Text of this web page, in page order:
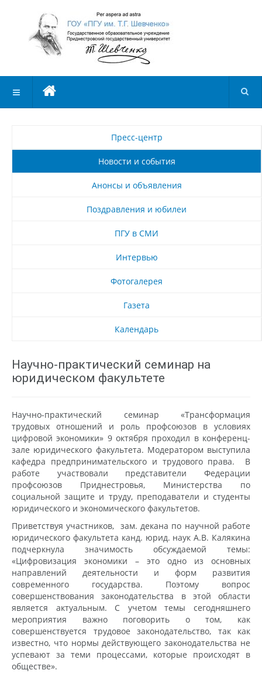
Пресс-центр
Новости и события
Анонсы и объявления
Поздравления и юбилеи
ПГУ в СМИ
Интервью
Фотогалерея
Газета
Календарь
Научно-практический семинар на
юридическом факультете
Научно-практический семинар «Трансформация
трудовых отношений и роль профсоюзов в условиях
цифровой экономики» 9 октября проходил в конференц-
зале юридического факультета. Модератором выступила
кафедра предпринимательского и трудового права. В
работе участвовали представители Федерации
профсоюзов Приднестровья, Министерства по
социальной защите и труду, преподаватели и студенты
юридического и экономического факультетов.
Приветствуя участников, зам. декана по научной работе
юридического факультета канд. юрид. наук А.В. Калякина
подчеркнула значимость обсуждаемой темы:
«Цифровизация экономики – это одно из основных
направлений деятельности и форм развития
современного государства. Поэтому вопрос
совершенствования законодательства в этой области
является актуальным. С учетом темы сегодняшнего
мероприятия важно поговорить о том, как
совершенствуется трудовое законодательство, так как
известно, что нормы действующего законодательства не
успевают за теми процессами, которые происходят в
обществе».